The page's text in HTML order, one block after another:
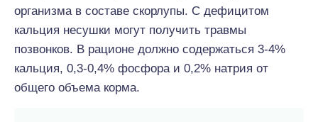
организма в составе скорлупы. С дефицитом
кальция несушки могут получить травмы
позвонков. В рационе должно содержаться 3-4%
кальция, 0,3-0,4% фосфора и 0,2% натрия от
общего объема корма.